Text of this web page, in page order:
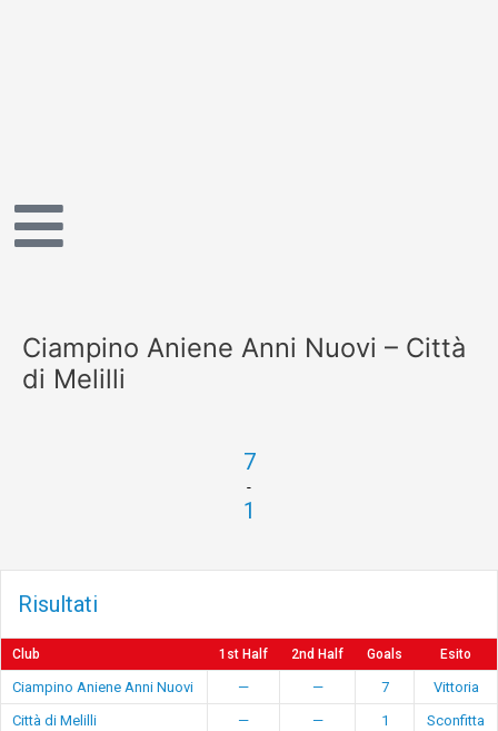
Ciampino Aniene Anni Nuovi – Città
di Melilli
7
-
1
Risultati
Club 1st Half 2nd Half Goals Esito
Ciampino Aniene Anni Nuovi — — 7
Vittoria
Città di Melilli
— — 1 Sconfitta